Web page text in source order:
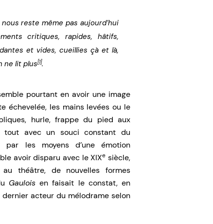
reste même pas aujourd’hui
critiques, rapides, hâtifs,
et vides, cueillies çà et là,
ne lit plus[1].
pourtant en avoir une image
échevelée, les mains levées ou le
hurle, frappe du pied aux
tout avec un souci constant du
les moyens d’une émotion
avoir disparu avec le XIXe siècle,
théâtre, de nouvelles formes
Gauloisen faisait le constat, en
acteur du mélodrame selon